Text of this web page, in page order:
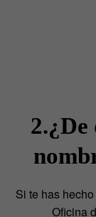
2.¿De
Si te has
Oficina